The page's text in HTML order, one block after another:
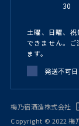
30
土曜、日曜、
できません。
ます。
発送不可日
梅乃宿酒造株式会社
Copyright © 2022 梅